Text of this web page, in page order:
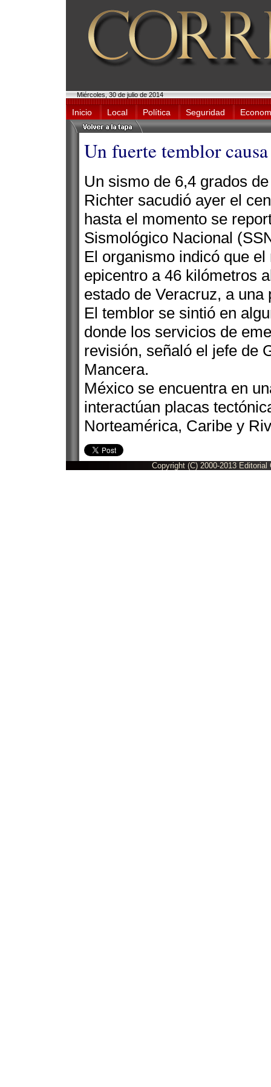
Miércoles, 30 de julio de 2014
Inicio Local Política Seguridad
Un fuerte temblor
Un sismo de 6,4 grados
Richter sacudió ayer el
hasta el momento se
Sismológico Nacional
El organismo indicó que
epicentro a 46 kilómetros
estado de Veracruz, a
El temblor se sintió en
donde los servicios de
revisión, señaló el jefe de
Mancera.
México se encuentra en
interactúan placas
Norteamérica, Caribe y
Copyright (C) 2000-2013